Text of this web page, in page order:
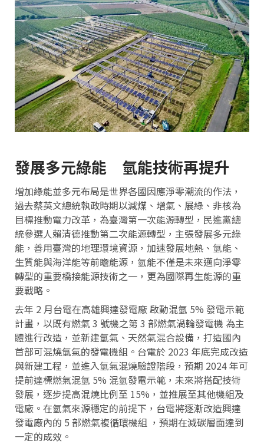
發展多元綠能 氫能技術再提升
增加綠能並多元布局是世界各國因應淨零潮流的作法，
過去蔡英文總統執政時期以減煤、增氣、展綠、非核為
目標推動電力改革，為臺灣第一次能源轉型，民進黨總
統參選人賴清德推動第二次能源轉型，主張發展多元綠
能，善用臺灣的地理環境資源，加速發展地熱、氫能、
生質能與海洋能等前瞻能源，氫能不僅是未來邁向淨零
轉型的重要橋接能源技術之一，更為國際再生能源的重
要戰略。
去年 2 月台電在高雄興達發電廠 啟動混氫 5% 發電示範
計畫，以既有燃氣 3 號機之第 3 部燃氣渦輪發電機 為主
體進行改造，並新建氫氣、天然氣混合設備，打造國內
首部可混燒氫氣的發電機組。台電於 2023 年底完成改造
與新建工程，並進入氫氣混燒驗證階段，預期 2024 年可
提前達標燃氣混氫 5% 混氫發電示範，未來將搭配技術
發展，逐步提高混燒比例至 15%，並推展至其他機組及
電廠。在氫氣來源穩定的前提下，台電將逐漸改造興達
發電廠內的 5 部燃氣複循環機組 ，預期在減碳層面達到
一定的成效。